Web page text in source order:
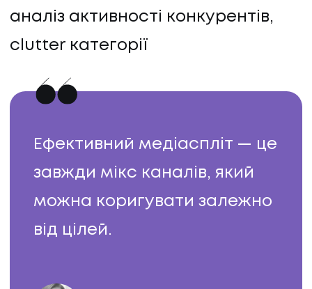
аналіз активності конкурентів,
clutter категорії
Ефективний медіаспліт — це
завжди мікс каналів, який
можна коригувати залежно
від цілей.